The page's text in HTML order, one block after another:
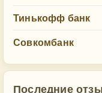
Тинькофф банк
Совкомбанк
Последние